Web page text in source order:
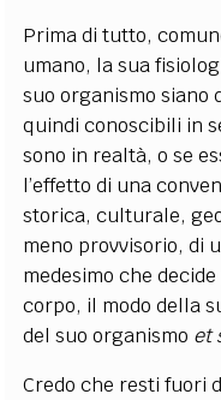
Prima di tutto,
umano, la sua
suo organismo siano
quindi conoscibili in
sono in realtà, o se
l’effetto di una
storica, culturale,
meno provvisorio, di
medesimo che
corpo, il modo della
del suo organismo et
Credo che resti fuori